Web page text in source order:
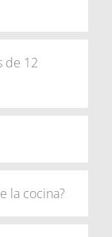
de 12
la cocina?